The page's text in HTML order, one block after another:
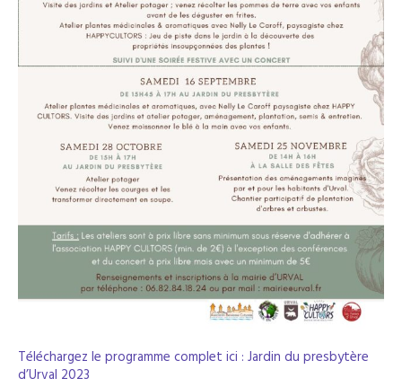
Téléchargez le programme complet ici : Jardin du presbytère
d’Urval 2023